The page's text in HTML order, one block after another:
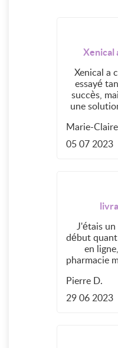
Xenical
Xenical a
essayé
succès,
une
sécurité
Mon
Maboite-
offre
Marie-Claire
05 07 2023
J'étais un
début
en
pharmacie
La
produit
seul
résultats
Pierre D.
29 06 2023